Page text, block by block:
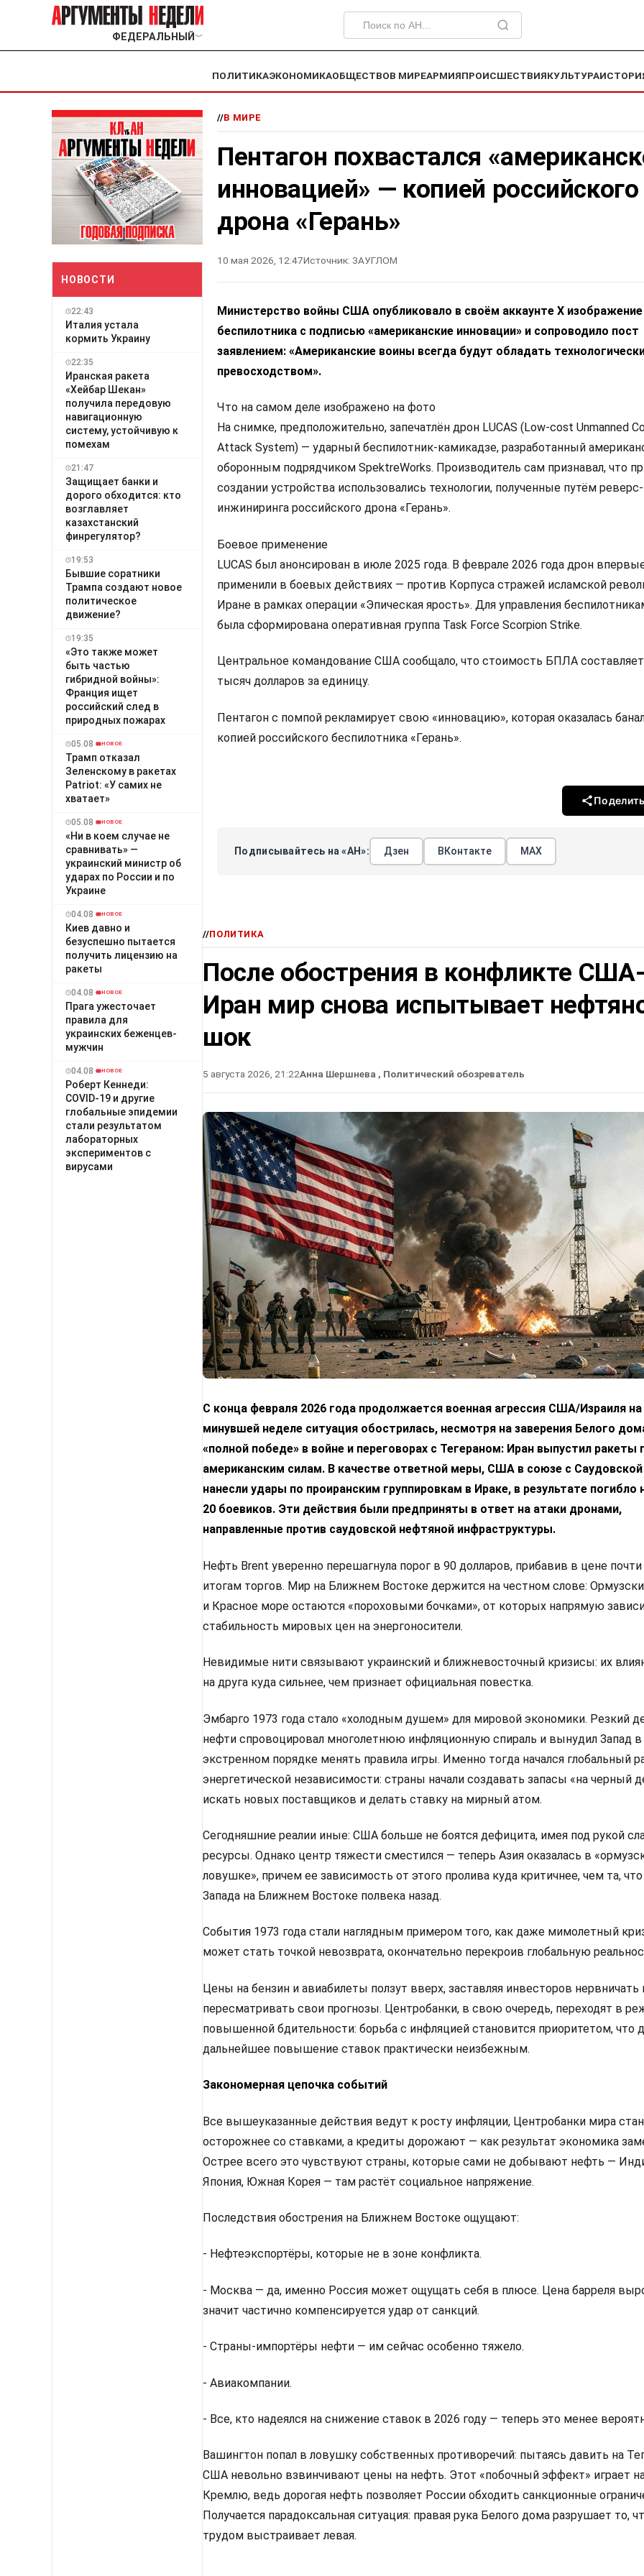
ФЕДЕРАЛЬНЫЙ ﹀
ПОЛИТИКАЭКОНОМИКАОБЩЕСТВОВ МИРЕАРМИЯПРОИСШЕСТВИЯКУЛЬТУРА
НОВОСТИ
22:43
Италия устала
кормить Украину
22:35
Иранская ракета
«Хейбар Шекан»
получила передовую
навигационную
систему, устойчивую к
помехам
21:47
Защищает банки и
дорого обходится: кто
возглавляет
казахстанский
финрегулятор?
19:53
Бывшие соратники
Трампа создают новое
политическое
движение?
19:35
«Это также может
быть частью
гибридной войны»:
Франция ищет
российский след в
природных пожарах
05.08 НОВОЕ
Трамп отказал
Зеленскому в ракетах
Patriot: «У самих не
хватает»
05.08 НОВОЕ
«Ни в коем случае не
сравнивать» —
украинский министр об
ударах по России и по
Украине
04.08 НОВОЕ
Киев давно и
безуспешно пытается
получить лицензию на
ракеты
04.08 НОВОЕ
Прага ужесточает
правила для
украинских беженцев-
мужчин
04.08 НОВОЕ
Роберт Кеннеди:
COVID-19 и другие
глобальные эпидемии
стали результатом
лабораторных
экспериментов с
вирусами
//В МИРЕ
Пентагон похвастался
инновацией» — копией российского
дрона «Герань»
10 мая 2026, 12:47Источник: ЗАУГЛОМ
Министерство войны США опубликовало в своём аккаунте X изображение
беспилотника с подписью «американские инновации» и сопроводило пост
заявлением: «Американские воины всегда будут обладать
превосходством».
Что на самом деле изображено на фото
На снимке, предположительно, запечатлён дрон LUCAS (Low-cost Unmanned
Attack System) — ударный беспилотник-камикадзе, разработанный
оборонным подрядчиком SpektreWorks. Производитель сам признавал, что
создании устройства использовались технологии, полученные путём реверс-
инжиниринга российского дрона «Герань».
Боевое применение
LUCAS был анонсирован в июле 2025 года. В феврале 2026 года дрон
применили в боевых действиях — против Корпуса стражей исламской
Иране в рамках операции «Эпическая ярость». Для управления
была сформирована оперативная группа Task Force Scorpion Strike.
Центральное командование США сообщало, что стоимость БПЛА
тысяч долларов за единицу.
Пентагон с помпой рекламирует свою «инновацию», которая оказалась
копией российского беспилотника «Герань».
Подписывайтесь на «АН»: Дзен ВКонтакте МАХ
//ПОЛИТИКА
После обострения в конфликте
Иран мир снова испытывает
шок
5 августа 2026, 21:22Анна Шершнева , Политический обозреватель
С конца февраля 2026 года продолжается военная агрессия США/Израиля
минувшей неделе ситуация обострилась, несмотря на заверения Белого
«полной победе» в войне и переговорах с Тегераном: Иран выпустил ракеты
американским силам. В качестве ответной меры, США в союзе с
нанесли удары по проиранским группировкам в Ираке, в результате погибло
20 боевиков. Эти действия были предприняты в ответ на атаки дронами,
направленные против саудовской нефтяной инфраструктуры.
Нефть Brent уверенно перешагнула порог в 90 долларов, прибавив в цене почти
итогам торгов. Мир на Ближнем Востоке держится на честном слове:
и Красное море остаются «пороховыми бочками», от которых напрямую
стабильность мировых цен на энергоносители.
Невидимые нити связывают украинский и ближневосточный кризисы: их
на друга куда сильнее, чем признает официальная повестка.
Эмбарго 1973 года стало «холодным душем» для мировой экономики. Резкий
нефти спровоцировал многолетнюю инфляционную спираль и вынудил Запад в
экстренном порядке менять правила игры. Именно тогда начался глобальный
энергетической независимости: страны начали создавать запасы «на черный
искать новых поставщиков и делать ставку на мирный атом.
Сегодняшние реалии иные: США больше не боятся дефицита, имея под рукой
ресурсы. Однако центр тяжести сместился — теперь Азия оказалась в
ловушке», причем ее зависимость от этого пролива куда критичнее, чем та,
Запада на Ближнем Востоке полвека назад.
События 1973 года стали наглядным примером того, как даже мимолетный
может стать точкой невозврата, окончательно перекроив глобальную
Цены на бензин и авиабилеты ползут вверх, заставляя инвесторов нервничать
пересматривать свои прогнозы. Центробанки, в свою очередь, переходят в
повышенной бдительности: борьба с инфляцией становится приоритетом, что
дальнейшее повышение ставок практически неизбежным.
Закономерная цепочка событий
Все вышеуказанные действия ведут к росту инфляции, Центробанки мира
осторожнее со ставками, а кредиты дорожают — как результат экономика
Острее всего это чувствуют страны, которые сами не добывают нефть —
Япония, Южная Корея — там растёт социальное напряжение.
Последствия обострения на Ближнем Востоке ощущают:
- Нефтеэкспортёры, которые не в зоне конфликта.
- Москва — да, именно Россия может ощущать себя в плюсе. Цена барреля
значит частично компенсируется удар от санкций.
- Страны-импортёры нефти — им сейчас особенно тяжело.
- Авиакомпании.
- Все, кто надеялся на снижение ставок в 2026 году — теперь это менее
Вашингтон попал в ловушку собственных противоречий: пытаясь давить на
США невольно взвинчивают цены на нефть. Этот «побочный эффект» играет
Кремлю, ведь дорогая нефть позволяет России обходить санкционные
Получается парадоксальная ситуация: правая рука Белого дома разрушает то,
трудом выстраивает левая.